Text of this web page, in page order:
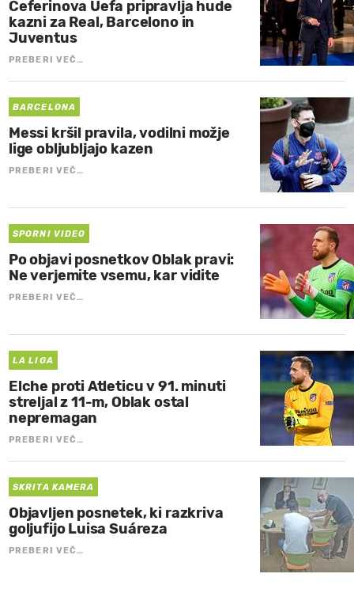
Čeferinova Uefa pripravlja hude
kazni za Real, Barcelono in
Juventus
PREBERI VEČ…
BARCELONA
Messi kršil pravila, vodilni možje
lige obljubljajo kazen
PREBERI VEČ…
SPORNI VIDEO
Po objavi posnetkov Oblak pravi:
Ne verjemite vsemu, kar vidite
PREBERI VEČ…
LA LIGA
Elche proti Atleticu v 91. minuti
streljal z 11-m, Oblak ostal
nepremagan
PREBERI VEČ…
SKRITA KAMERA
Objavljen posnetek, ki razkriva
goljufijo Luisa Suáreza
PREBERI VEČ…